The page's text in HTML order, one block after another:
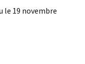
le 19 novembre